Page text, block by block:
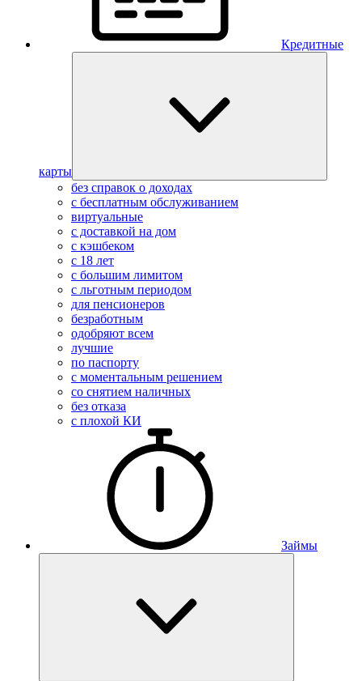
Кредитные
карты
без справок о доходах
с бесплатным обслуживанием
виртуальные
с доставкой на дом
с кэшбеком
с 18 лет
с большим лимитом
с льготным периодом
для пенсионеров
безработным
одобряют всем
лучшие
по паспорту
с моментальным решением
со снятием наличных
без отказа
с плохой КИ
Займы